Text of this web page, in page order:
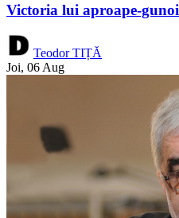
Victoria lui aproape-gunoi
Teodor TIȚĂ
Joi, 06 Aug